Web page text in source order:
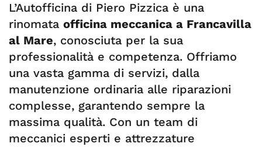
L’Autofficina di Piero Pizzica è una
rinomata officina meccanica a Francavilla
al Mare, conosciuta per la sua
professionalità e competenza. Offriamo
una vasta gamma di servizi, dalla
manutenzione ordinaria alle riparazioni
complesse, garantendo sempre la
massima qualità. Con un team di
meccanici esperti e attrezzature